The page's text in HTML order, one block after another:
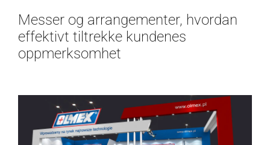
Messer og arrangementer, hvordan
effektivt tiltrekke kundenes
oppmerksomhet